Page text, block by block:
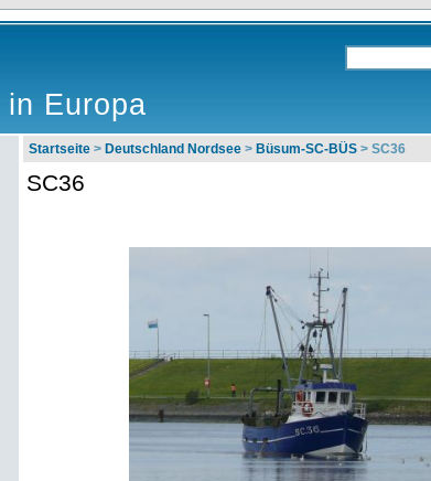
Europa
Startseite > Deutschland Nordsee > Büsum-SC-BÜS > SC36
SC36